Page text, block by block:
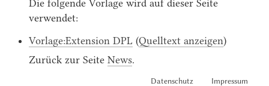
Die folgende Vorlage wird auf dieser Seite
verwendet:
Vorlage:Extension DPL (Quelltext anzeigen)
Zurück zur Seite News.
Datenschutz Impressum